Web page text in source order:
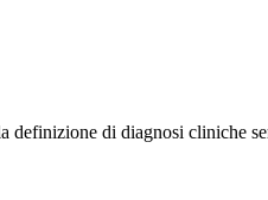
definizione di diagnosi cliniche